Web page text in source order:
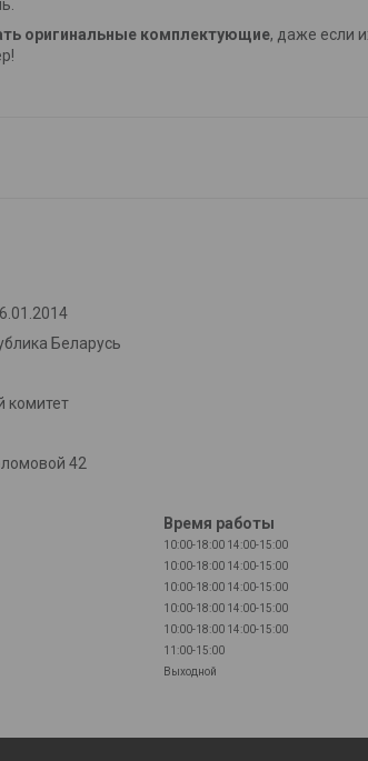
оригинальные комплектующие, даже если
Беларусь
комитет
42
Время работы
10:00-18:00 14:00-15:00
10:00-18:00 14:00-15:00
10:00-18:00 14:00-15:00
10:00-18:00 14:00-15:00
10:00-18:00 14:00-15:00
11:00-15:00
Выходной